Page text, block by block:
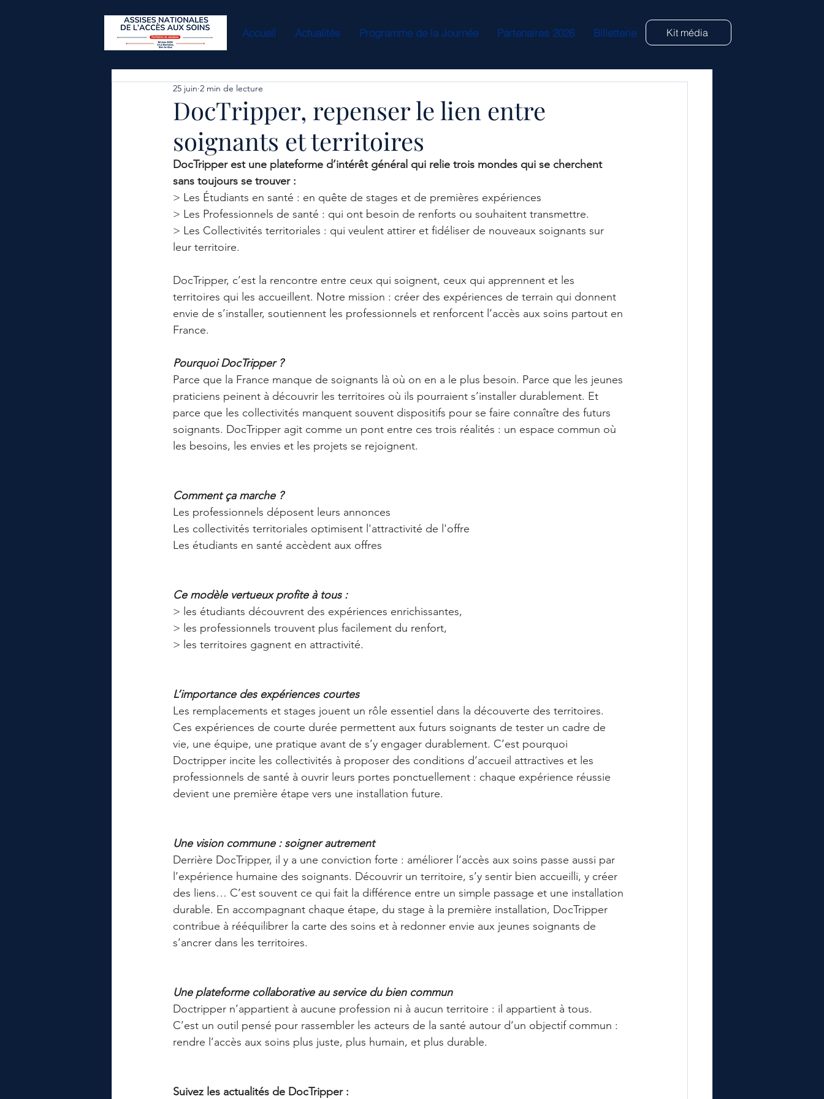
Accueil Actualités Programme de la Journée Partenaires 2026 Billetterie Kit média
DocTripper, repenser le lien entre
soignants et territoires
25 juin 2 min de lecture
DocTripper est une plateforme d’intérêt général qui relie trois mondes qui se cherchent
sans toujours se trouver :
> Les Étudiants en santé : en quête de stages et de premières expériences
> Les Professionnels de santé : qui ont besoin de renforts ou souhaitent transmettre.
> Les Collectivités territoriales : qui veulent attirer et fidéliser de nouveaux soignants sur
leur territoire.
DocTripper, c’est la rencontre entre ceux qui soignent, ceux qui apprennent et les
territoires qui les accueillent. Notre mission : créer des expériences de terrain qui donnent
envie de s’installer, soutiennent les professionnels et renforcent l’accès aux soins partout en
France.
Pourquoi DocTripper ?
Parce que la France manque de soignants là où on en a le plus besoin. Parce que les jeunes
praticiens peinent à découvrir les territoires où ils pourraient s’installer durablement. Et
parce que les collectivités manquent souvent dispositifs pour se faire connaître des futurs
soignants. DocTripper agit comme un pont entre ces trois réalités : un espace commun où
les besoins, les envies et les projets se rejoignent.
Comment ça marche ?
Les professionnels déposent leurs annonces
Les collectivités territoriales optimisent l'attractivité de l'offre
Les étudiants en santé accèdent aux offres
Ce modèle vertueux profite à tous :
> les étudiants découvrent des expériences enrichissantes,
> les professionnels trouvent plus facilement du renfort,
> les territoires gagnent en attractivité.
L’importance des expériences courtes
Les remplacements et stages jouent un rôle essentiel dans la découverte des territoires.
Ces expériences de courte durée permettent aux futurs soignants de tester un cadre de
vie, une équipe, une pratique avant de s’y engager durablement. C’est pourquoi
Doctripper incite les collectivités à proposer des conditions d’accueil attractives et les
professionnels de santé à ouvrir leurs portes ponctuellement : chaque expérience réussie
devient une première étape vers une installation future.
Une vision commune : soigner autrement
Derrière DocTripper, il y a une conviction forte : améliorer l’accès aux soins passe aussi par
l’expérience humaine des soignants. Découvrir un territoire, s’y sentir bien accueilli, y créer
des liens… C’est souvent ce qui fait la différence entre un simple passage et une installation
durable. En accompagnant chaque étape, du stage à la première installation, DocTripper
contribue à rééquilibrer la carte des soins et à redonner envie aux jeunes soignants de
s’ancrer dans les territoires.
Une plateforme collaborative au service du bien commun
Doctripper n’appartient à aucune profession ni à aucun territoire : il appartient à tous.
C’est un outil pensé pour rassembler les acteurs de la santé autour d’un objectif commun :
rendre l’accès aux soins plus juste, plus humain, et plus durable.
Suivez les actualités de DocTripper :